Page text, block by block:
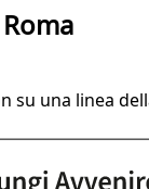
su una linea